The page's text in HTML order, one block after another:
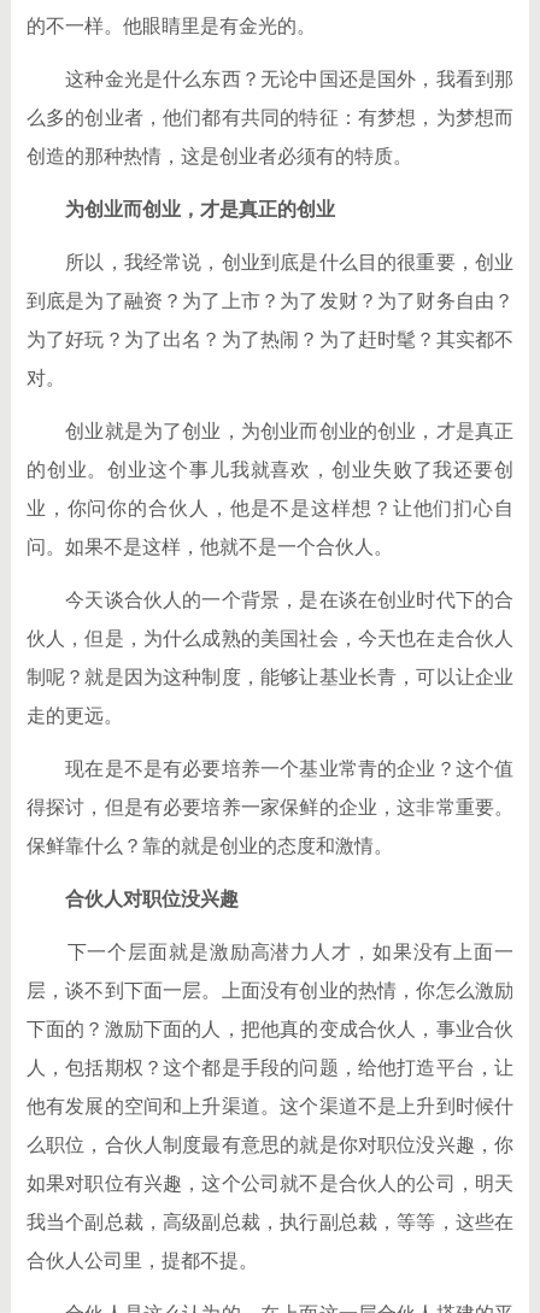
的不一样。他眼睛里是有金光的。
这种金光是什么东西？无论中国还是国外，我看到那
么多的创业者，他们都有共同的特征：有梦想，为梦想而
创造的那种热情，这是创业者必须有的特质。
为创业而创业，才是真正的创业
所以，我经常说，创业到底是什么目的很重要，创业
到底是为了融资？为了上市？为了发财？为了财务自由？
为了好玩？为了出名？为了热闹？为了赶时髦？其实都不
对。
创业就是为了创业，为创业而创业的创业，才是真正
的创业。创业这个事儿我就喜欢，创业失败了我还要创
业，你问你的合伙人，他是不是这样想？让他们扪心自
问。如果不是这样，他就不是一个合伙人。
今天谈合伙人的一个背景，是在谈在创业时代下的合
伙人，但是，为什么成熟的美国社会，今天也在走合伙人
制呢？就是因为这种制度，能够让基业长青，可以让企业
走的更远。
现在是不是有必要培养一个基业常青的企业？这个值
得探讨，但是有必要培养一家保鲜的企业，这非常重要。
保鲜靠什么？靠的就是创业的态度和激情。
合伙人对职位没兴趣
下一个层面就是激励高潜力人才，如果没有上面一
层，谈不到下面一层。上面没有创业的热情，你怎么激励
下面的？激励下面的人，把他真的变成合伙人，事业合伙
人，包括期权？这个都是手段的问题，给他打造平台，让
他有发展的空间和上升渠道。这个渠道不是上升到时候什
么职位，合伙人制度最有意思的就是你对职位没兴趣，你
如果对职位有兴趣，这个公司就不是合伙人的公司，明天
我当个副总裁，高级副总裁，执行副总裁，等等，这些在
合伙人公司里，提都不提。